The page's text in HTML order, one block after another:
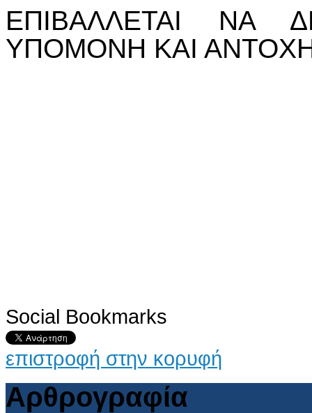
ΕΠΙΒΑΛΛΕΤΑΙ ΝΑ
ΥΠΟΜΟΝΗ ΚΑΙ
Social Bookmarks
επιστροφή στην κορυφή
Αρθρογραφία